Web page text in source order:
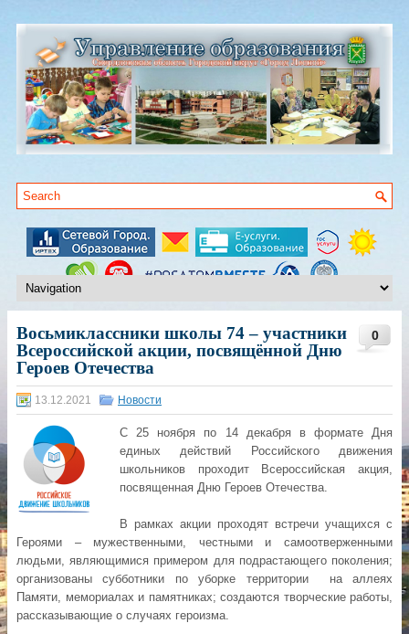
0
Восьмиклассники школы 74 – участники
Всероссийской акции, посвящённой Дню
Героев Отечества
13.12.2021 Новости
С 25 ноября по 14 декабря в формате Дня
единых действий Российского движения
школьников проходит Всероссийская акция,
посвященная Дню Героев Отечества.
В рамках акции проходят встречи учащихся с
Героями – мужественными, честными и самоотверженными
людьми, являющимися примером для подрастающего поколения;
организованы субботники по уборке территории на аллеях
Памяти, мемориалах и памятниках; создаются творческие работы,
рассказывающие о случаях героизма.